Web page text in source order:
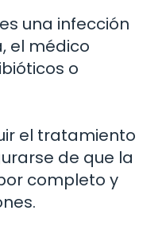
una infección
el médico
o
el tratamiento
de que la
completo y